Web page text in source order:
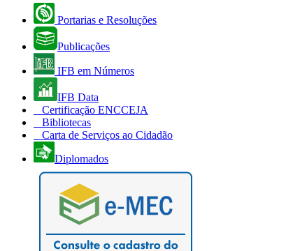
Portarias e Resoluções
Publicações
IFB em Números
IFB Data
Certificação ENCCEJA
Bibliotecas
Carta de Serviços ao Cidadão
Diplomados